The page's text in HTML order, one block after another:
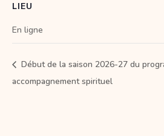
LIEU
En ligne
Début de la saison 2026-27 du
accompagnement spirituel